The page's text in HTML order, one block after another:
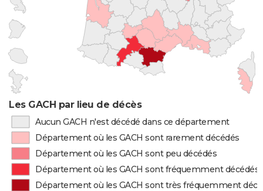
Les GACH par lieu de décès
Aucun GACH n'est décédé dans ce département
Département où les GACH sont rarement décédés
Département où les GACH sont peu décédés
Département où les GACH sont fréquemment décédés
Département où les GACH sont très fréquemment